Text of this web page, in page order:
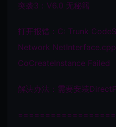
突袭3：V6.0 无秘籍
打开报错：C: Trunk
Network
CoCreatelnstance Failed
解决办法：需要安装